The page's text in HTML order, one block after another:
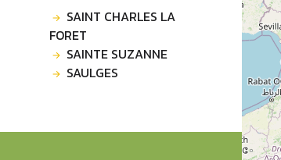
SAINT CHARLES LA
FORET
SAINTE SUZANNE
SAULGES